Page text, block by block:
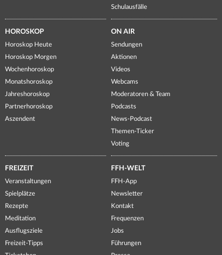
Schulausfälle
HOROSKOP
Horoskop Heute
Horoskop Morgen
Wochenhoroskop
Monatshoroskop
Jahreshoroskop
Partnerhoroskop
Aszendent
ON AIR
Sendungen
Aktionen
Videos
Webcams
Moderatoren & Team
Podcasts
News-Podcast
Themen-Ticker
Voting
FREIZEIT
Veranstaltungen
Spielplätze
Rezepte
Meditation
Ausflugsziele
Freizeit-Tipps
FFH-WELT
FFH-App
Newsletter
Kontakt
Frequenzen
Jobs
Führungen